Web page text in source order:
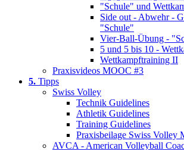
"Schule" und
Side out - Abwehr -
"Schule"
Vier-Ball-Übung -
5 und 5 bis 10 -
Wettkampftraining II
Praxisvideos MOOC #3
5. Tipps
Swiss Volley
Technik Guidelines
Athletik Guidelines
Training Guidelines
Praxisbeilage Swiss Volley
AVCA - American Volleyball